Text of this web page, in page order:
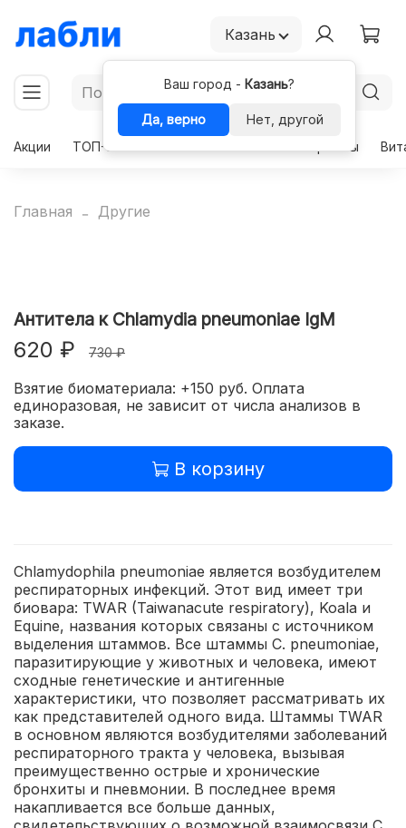
Казань
Ваш город - Казань?
Да, верно
Нет, другой
Акции
ТОП-50 Гормоны
Главная Другие
Антитела к Chlamydia pneumoniae IgМ
620 ₽ 730 ₽
Взятие биоматериала: +150 руб. Оплата
единоразовая, не зависит от числа анализов в
заказе.
В корзину
Chlamydophila pneumoniae является возбудителем
респираторных инфекций. Этот вид имеет три
биовара: TWAR (Taiwanacute respiratory), Koala и
Equine, названия которых связаны с источником
выделения штаммов. Все штаммы C. pneumoniae,
паразитирующие у животных и человека, имеют
сходные генетические и антигенные
характеристики, что позволяет рассматривать их
как представителей одного вида. Штаммы TWAR
в основном являются возбудителями заболеваний
респираторного тракта у человека, вызывая
преимущественно острые и хронические
бронхиты и пневмонии. В последнее время
накапливается все больше данных,